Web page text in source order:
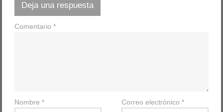
Deja una respuesta
Comentario*
Nombre* Correo electrónico *